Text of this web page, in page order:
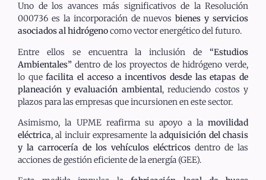
Uno de los avances más significativos de la Resolución
000736 es la incorporación de nuevosbienes y servicios
asociados al hidrógenocomo vector energético del futuro.
Entre ellos se encuentra la inclusión de “Estudios
Ambientales” dentro de los proyectos de hidrógeno verde,
lo quefacilita el acceso a incentivos desde las etapas de
planeación y evaluación ambiental, reduciendo costos y
plazos para las empresas que incursionen en este sector.
Asimismo, la UPME reafirma su apoyo a la movilidad
eléctrica, al incluir expresamente laadquisición del chasis
y la carrocería de los vehículos eléctricos dentro de las
acciones de gestión eficiente de la energía (GEE).